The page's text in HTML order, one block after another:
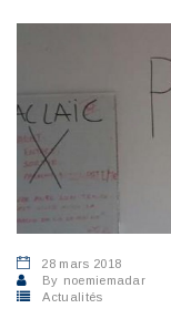
28 mars 2018
By noemiemadar
Actualités